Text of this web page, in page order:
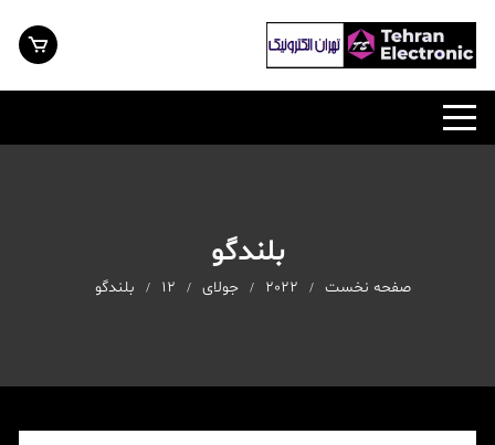
محتوا
بلندگو
صفحه نخست 2022 جولای 12 بلندگو